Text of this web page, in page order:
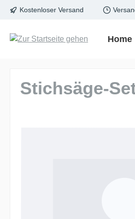
Zur Hauptnavigation
Kostenloser Versand
Home
Stichsäge-